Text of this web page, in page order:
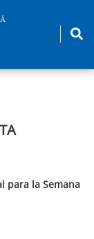
para la Semana